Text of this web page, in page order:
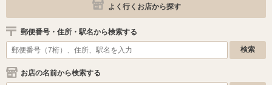
よく行くお店から探す
郵便番号・住所・駅名から検索する
お店の名前から検索する